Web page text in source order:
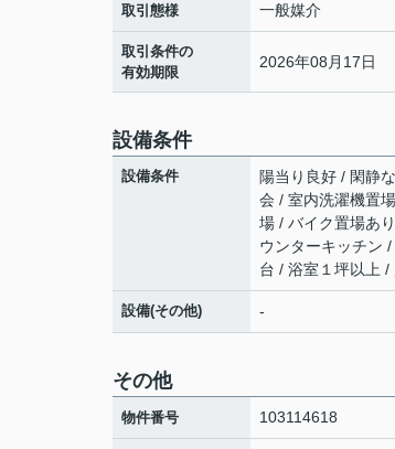
取引態様 一般媒介
取引条件の
有効期限
2026年08月17日
設備条件
設備条件
陽当り良好 / 閑静
会 / 室内洗濯機置
場 / バイク置場あ
ウンターキッチン
台 / 浴室１坪以上
設備(その他) -
その他
物件番号 103114618